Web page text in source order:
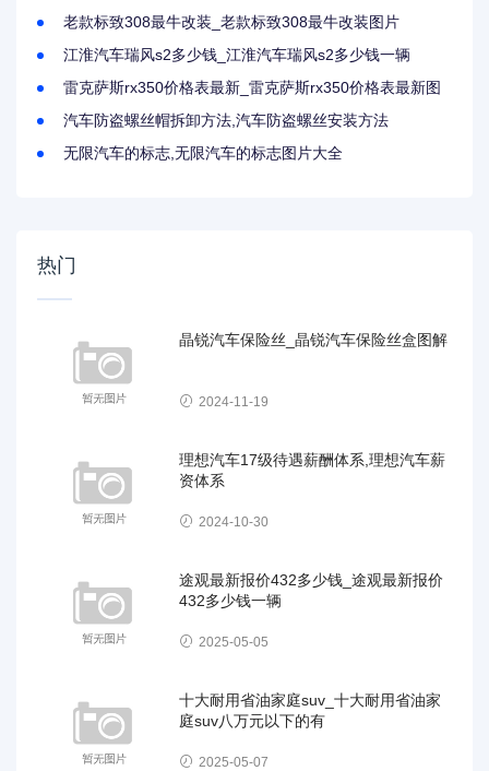
老款标致308最牛改装_老款标致308最牛改装图片
江淮汽车瑞风s2多少钱_江淮汽车瑞风s2多少钱一辆
雷克萨斯rx350价格表最新_雷克萨斯rx350价格表最新图
汽车防盗螺丝帽拆卸方法,汽车防盗螺丝安装方法
无限汽车的标志,无限汽车的标志图片大全
热门
晶锐汽车保险丝_晶锐汽车保险丝盒图解
2024-11-19
理想汽车17级待遇薪酬体系,理想汽车薪
资体系
2024-10-30
途观最新报价432多少钱_途观最新报价
432多少钱一辆
2025-05-05
十大耐用省油家庭suv_十大耐用省油家
庭suv八万元以下的有
2025-05-07